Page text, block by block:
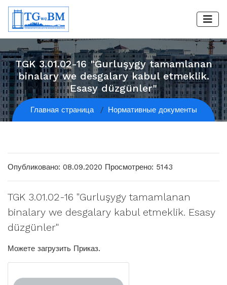
TGK 3.01.02-16 "Gurluşygy tamamlanan
binalary we desgalary kabul etmeklik.
Esasy düzgünler"
Главная страница Нормативные документы
Опубликовано: 08.09.2020 Просмотрено: 5143
TGK 3.01.02-16 "Gurluşygy tamamlanan
binalary we desgalary kabul etmeklik. Esasy
düzgünler"
Можете загрузить Приказ.